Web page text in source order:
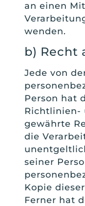
an einen
wenden.
b) Recht
Jede von
Person hat
Richtlinien-
gewährte
die
seiner
Kopie
Ferner hat